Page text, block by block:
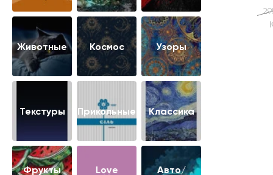
Животные Космос Узоры
Текстуры Прикольные Классика
Фрукты
Love
Авто/